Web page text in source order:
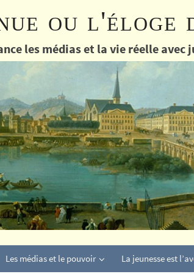
ou l'éloge
les médias et la vie réelle
Les médias et le pouvoir La jeunesse est